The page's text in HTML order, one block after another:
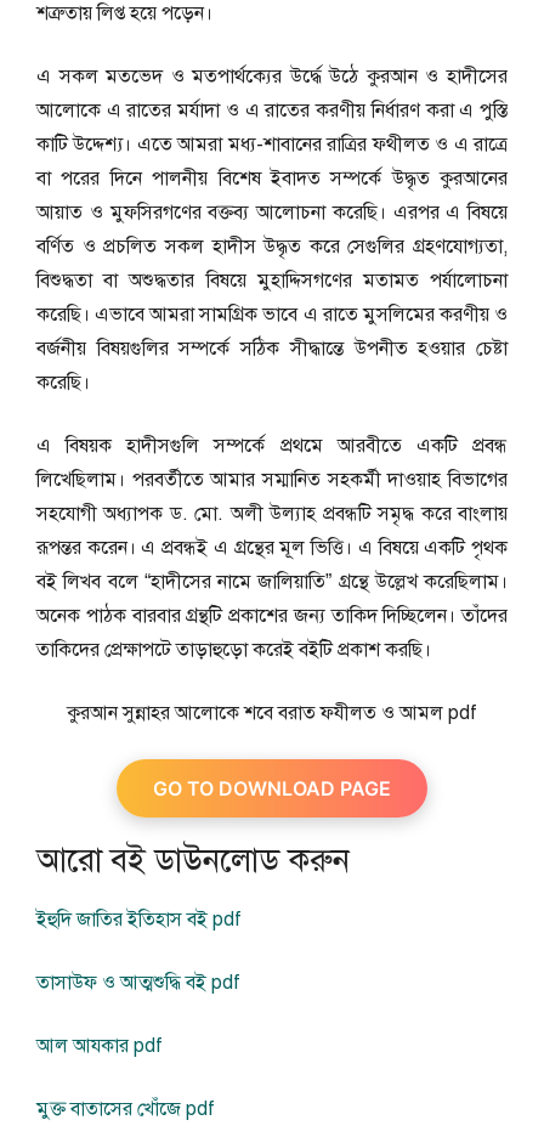
শত্রুতায় লিপ্ত হয়ে পড়েন।
এ সকল মতভেদ ও মতপার্থক্যের উর্দ্ধে উঠে কুরআন ও হাদীসের
আলোকে এ রাতের মর্যাদা ও এ রাতের করণীয় নির্ধারণ করা এ পুস্তি
কাটি উদ্দেশ্য। এতে আমরা মধ্য-শাবানের রাত্রির ফথীলত ও এ রাত্রে
বা পরের দিনে পালনীয় বিশেষ ইবাদত সম্পর্কে উদ্ধৃত কুরআনের
আয়াত ও মুফসিরগণের বক্তব্য আলোচনা করেছি। এরপর এ বিষয়ে
বর্ণিত ও প্রচলিত সকল হাদীস উদ্ধৃত করে সেগুলির গ্রহণযোগ্যতা,
বিশুদ্ধতা বা অশুদ্ধতার বিষয়ে মুহাদ্দিসগণের মতামত পর্যালোচনা
করেছি। এভাবে আমরা সামগ্রিক ভাবে এ রাতে মুসলিমের করণীয় ও
বর্জনীয় বিষয়গুলির সম্পর্কে সঠিক সীদ্ধান্তে উপনীত হওয়ার চেষ্টা
করেছি।
এ বিষয়ক হাদীসগুলি সম্পর্কে প্রথমে আরবীতে একটি প্রবন্ধ
লিখেছিলাম। পরবর্তীতে আমার সম্মানিত সহকর্মী দাওয়াহ বিভাগের
সহযোগী অধ্যাপক ড. মো. অলী উল্যাহ প্রবন্ধটি সমৃদ্ধ করে বাংলায়
রূপন্তর করেন। এ প্রবন্ধই এ গ্রন্থের মূল ভিত্তি। এ বিষয়ে একটি পৃথক
বই লিখব বলে “হাদীসের নামে জালিয়াতি” গ্রন্থে উল্লেখ করেছিলাম।
অনেক পাঠক বারবার গ্রন্থটি প্রকাশের জন্য তাকিদ দিচ্ছিলেন। তাঁদের
তাকিদের প্রেক্ষাপটে তাড়াহুড়ো করেই বইটি প্রকাশ করছি।
কুরআন সুন্নাহর আলোকে শবে বরাত ফযীলত ও আমল pdf
GO TO DOWNLOAD PAGE
আরো বই ডাউনলোড করুন
ইহুদি জাতির ইতিহাস বই pdf
তাসাউফ ও আত্মশুদ্ধি বই pdf
আল আযকার pdf
মুক্ত বাতাসের খোঁজে pdf